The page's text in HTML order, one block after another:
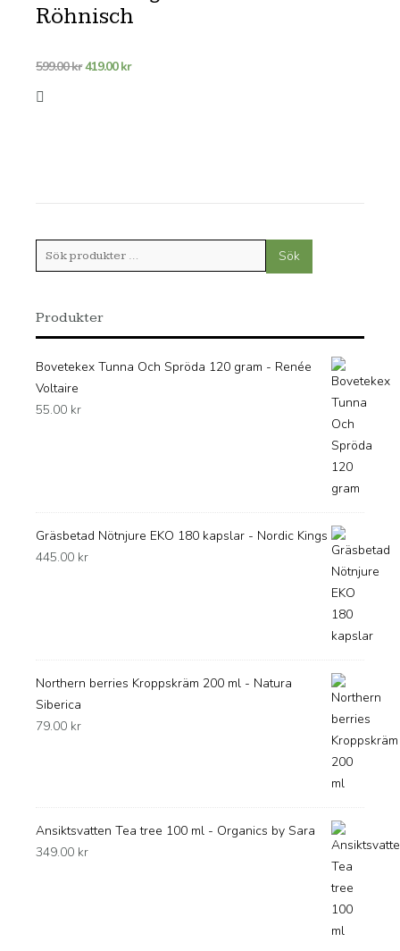
Röhnisch
599.00krDet
419.00krDet
Sök
efter:
Sök
Produkter
Bovetekex Tunna Och Spröda 120 gram - Renée
Voltaire
55.00 kr
Gräsbetad Nötnjure EKO 180 kapslar - Nordic Kings
445.00 kr
Northern berries Kroppskräm 200 ml - Natura
Siberica
79.00 kr
Ansiktsvatten Tea tree 100 ml - Organics by Sara
349.00 kr